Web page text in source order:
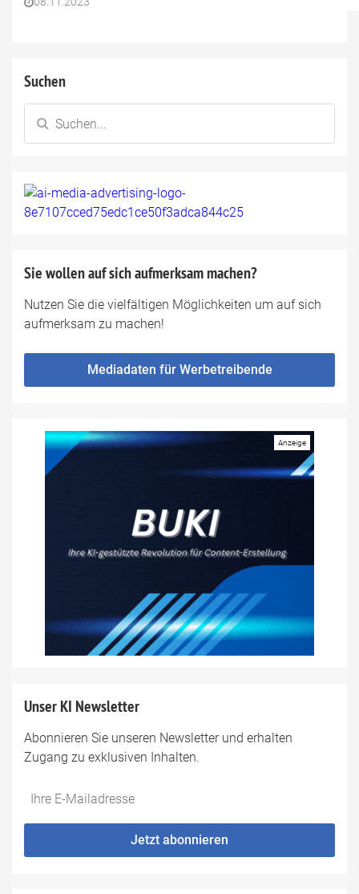
Suchen
Sie wollen auf sich aufmerksam machen?
Nutzen Sie die vielfältigen Möglichkeiten um auf sich
aufmerksam zu machen!
Mediadaten für Werbetreibende
Unser KI Newsletter
Abonnieren Sie unseren Newsletter und erhalten
Zugang zu exklusiven Inhalten.
Do
*Ihre
Jetzt abonnieren